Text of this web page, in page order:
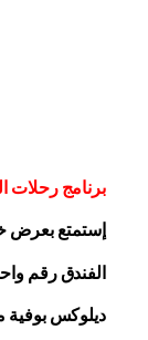
برنامج رحلات
إستمتع بعرض
الفندق رقم واحد
ديلوكس بوفية